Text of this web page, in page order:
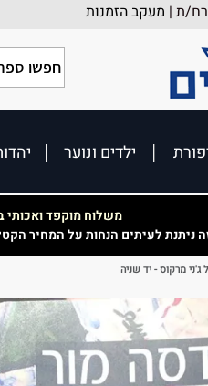
ת | מעקב הזמנות
ילדים ונוער
משלוח מוקפד ואכותי
ניתנת לעיתים הנחות על המחיר
ג'ני מרקוס - יד שניה